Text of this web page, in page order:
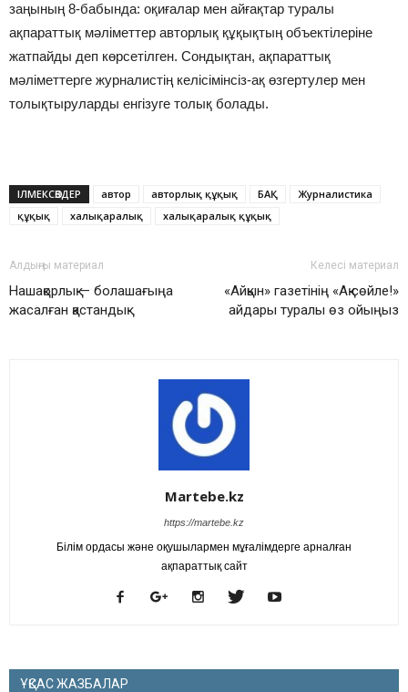
заңының 8-бабында: оқиғалар мен айғақтар туралы
ақпараттық мәліметтер авторлық құқықтың объектілеріне
жатпайды деп көрсетілген. Сондықтан, ақпараттық
мәліметтерге журналистің келісімінсіз-ақ өзгертулер мен
толықтыруларды енгізуге толық болады.
ІЛМЕКСӨЗДЕР автор авторлық құқық БАҚ
Журналистика
құқық
халықаралық халықаралық құқық
Алдыңғы материал
Нашақорлық — болашағыңа
жасалған қастандық
Келесі материал
«Айқын» газетінің «Ақ сөйле!»
айдары туралы өз ойыңыз
Martebe.kz
https://martebe.kz
Білім ордасы және оқушылармен мұғалімдерге арналған
ақпараттық сайт
ҰҚСАС ЖАЗБАЛАР